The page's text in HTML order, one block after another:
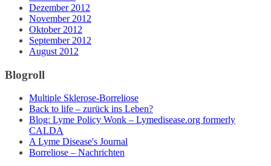
Dezember 2012
November 2012
Oktober 2012
September 2012
August 2012
Blogroll
Multiple Sklerose-Borreliose
Back to life – zurück ins Leben?
Blog: Lyme Policy Wonk – Lymedisease.org formerly
CALDA
A Lyme Disease's Journal
Borreliose – Nachrichten